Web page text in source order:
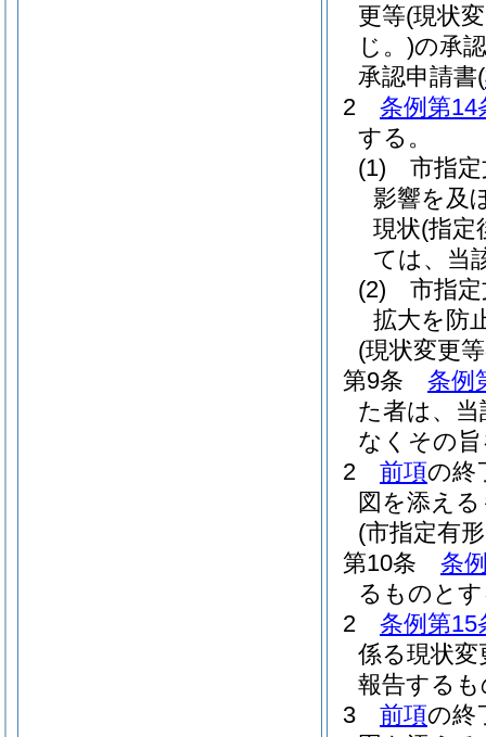
更等(現状
じ。)の承
承認申請書(
2
条例第14
する。
(1)
市指
影響を及
現状(指定
ては、当
(2)
市指
拡大を防
(現状変更
第9条
条例
た者は、
なくその
2
前項の終
図を添え
(市指定有
第10条
条
るものと
2
条例第15
係る現状
報告する
3
前項の終